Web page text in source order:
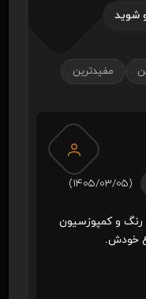
شوید
مفیدترین
(1405/03/05)
رنگ و کمپوزسیون
خودش.